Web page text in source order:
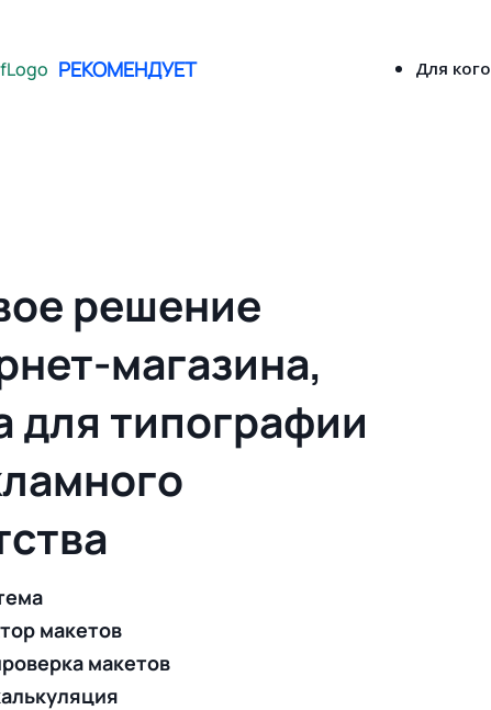
РЕКОМЕНДУЕТ Для кого
решение
магазина,
для типографии
макетов
макетов